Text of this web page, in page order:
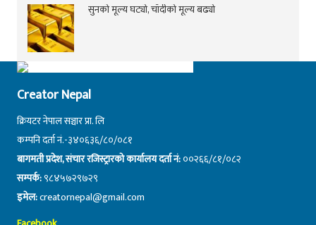
सुनको मूल्य घट्यो, चाँदीको मूल्य बढ्यो
Creator Nepal
क्रियटर नेपाल सञ्चार प्रा. लि
कम्पनि दर्ता नं.-३४०६३६/८०/०८१
बागमती प्रदेश, संचार रजिस्ट्रारको कार्यालय दर्ता नं:००२६६/८१/०८२
सम्पर्क:९८४५७२९७२९
इमेल:creatornepal@gmail.com